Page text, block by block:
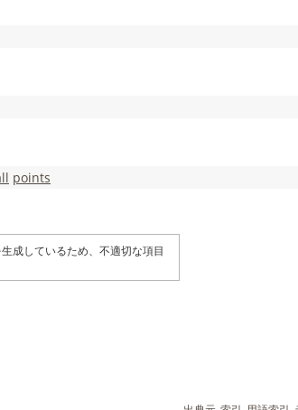
points
成しているため、不適切な項目